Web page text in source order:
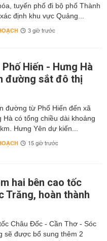
tuyến phố đi bộ phố Thành
định khu vực Quảng...
3 giờ trước
Hiến - Hưng Hà
đường sắt đô thị
đường từ Phố Hiến đến xã
Hà có tổng chiều dài khoảng
Hưng Yên dự kiến...
15 giờ trước
hai bên cao tốc
Trăng, hoàn thành
Châu Đốc - Cần Thơ - Sóc
sẽ được bổ sung thêm 2